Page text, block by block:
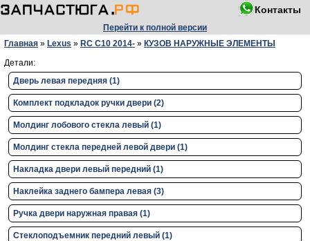
Контакты
Перейти к полной версии
Главная » Lexus » RC C10 2014- » КУЗОВ НАРУЖНЫЕ ЭЛЕМЕНТЫ
Детали:
Дверь левая передняя (1)
Комплект подкладок ручки двери (2)
Молдинг лобового стекла левый (1)
Молдинг стекла передней левой двери (1)
Накладка двери левый передний (1)
Наклейка заднего бампера левая (3)
Ручка двери нaружная правая (1)
Стеклоподъемник передний левый (1)